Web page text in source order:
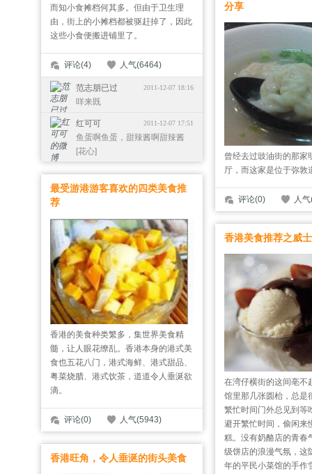
而知小食摊档何其多。但由于卫生理
由，街上的小摊档都被驱赶掉了，因此
这些小食便搬进铺里了。
评论(4) 人气(6464)
2011-12-07 18:16
范志朋已过
司考
咩来既
2011-12-07 17:51
红可可
鱼蛋啊鱼蛋，甜辣酱啊甜辣酱
[花心]
分享
曾经去过豉油街的那家
厅，而这家是位于弥敦
评论(0) 人
最受游港游客喜欢的四类美食推
荐
香港的美食种类繁多，集世界美食精
髓，让人眼花缭乱。香港本身的港式美
食也五花八门，港式海鲜、港式甜品、
粤菜烧腊、港式饮茶，道道令人垂涎欲
滴。
评论(0) 人气(5943)
香港美食推荐之威
在湾仔横街的这间亳不
馆里那几张圆枱，总是
繁忙时间门外总见到等
避开繁忙时间，偷闲来
糕。没有奶酪店的青春
级饼店的浪漫气氛，这
年的平民小菜馆的手作
香港旺角，令人垂涎的街头美食